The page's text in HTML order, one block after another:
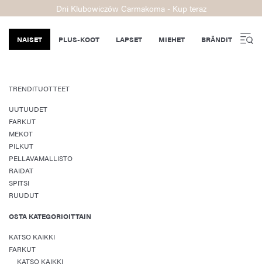
Dni Klubowiczów Carmakoma - Kup teraz
NAISET PLUS-KOOT LAPSET MIEHET BRÄNDIT
TRENDITUOTTEET
UUTUUDET
FARKUT
MEKOT
PILKUT
PELLAVAMALLISTO
RAIDAT
SPITSI
RUUDUT
OSTA KATEGORIOITTAIN
KATSO KAIKKI
FARKUT
KATSO KAIKKI